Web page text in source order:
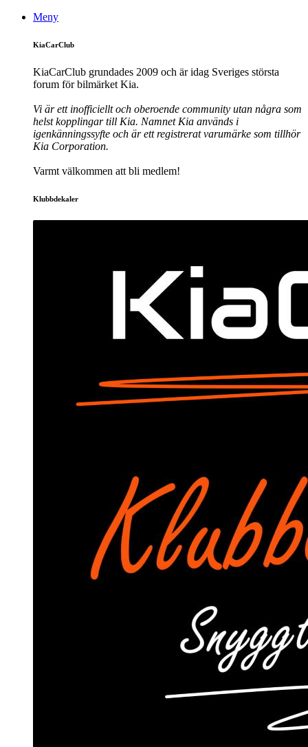
Meny
KiaCarClub
KiaCarClub grundades 2009 och är idag Sveriges största
forum för bilmärket Kia.
Vi är ett inofficiellt och oberoende community utan några som
helst kopplingar till Kia. Namnet Kia används i
igenkänningssyfte och är ett registrerat varumärke som tillhör
Kia Corporation.
Varmt välkommen att bli medlem!
Klubbdekaler